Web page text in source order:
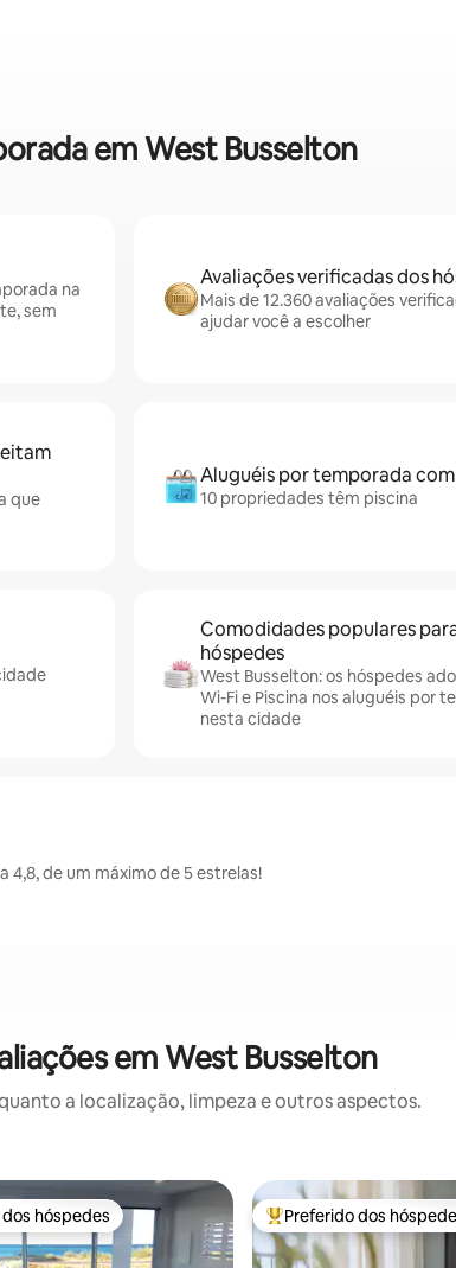
em West Busselton
na
sem
Avaliações verificadas dos
Mais de 12.360 avaliações
ajudar você a escolher
que
Aluguéis por temporada
10 propriedades têm piscina
Comodidades populares
hóspedes
West Busselton: os hóspedes
Wi-Fi e Piscina nos aluguéis por
nesta cidade
de um máximo de 5 estrelas!
em West Busselton
a localização, limpeza e outros aspectos.
preferidos dos hóspedes
hóspedes Entre os melhores
Preferido dos